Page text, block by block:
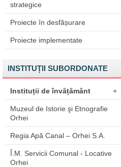
strategice
Proiecte în desfășurare
Proiecte implementate
INSTITUȚII SUBORDONATE
Instituții de învățământ +
Muzeul de Istorie şi Etnografie
Orhei
Regia Apă Canal – Orhei S.A.
Î.M. Servicii Comunal - Locative
Orhei